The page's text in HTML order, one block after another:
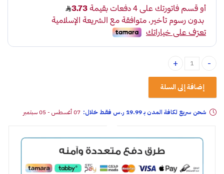
معطر جو لوب جل فواكه من AROMA quantity
إضافة إلى السلة
شحن سريع لكافة المدن بـ 19.99 ر.س فقـط خلال: 07 أغسطس - 05 سبتمبر